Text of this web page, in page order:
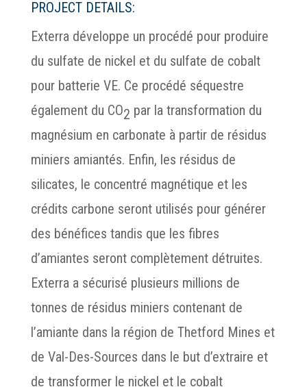
PROJECT DETAILS:
Exterra développe un procédé pour produire
du sulfate de nickel et du sulfate de cobalt
pour batterie VE. Ce procédé séquestre
également du CO2 par la transformation du
magnésium en carbonate à partir de résidus
miniers amiantés. Enfin, les résidus de
silicates, le concentré magnétique et les
crédits carbone seront utilisés pour générer
des bénéfices tandis que les fibres
d’amiantes seront complètement détruites.
Exterra a sécurisé plusieurs millions de
tonnes de résidus miniers contenant de
l’amiante dans la région de Thetford Mines et
de Val-Des-Sources dans le but d’extraire et
de transformer le nickel et le cobalt